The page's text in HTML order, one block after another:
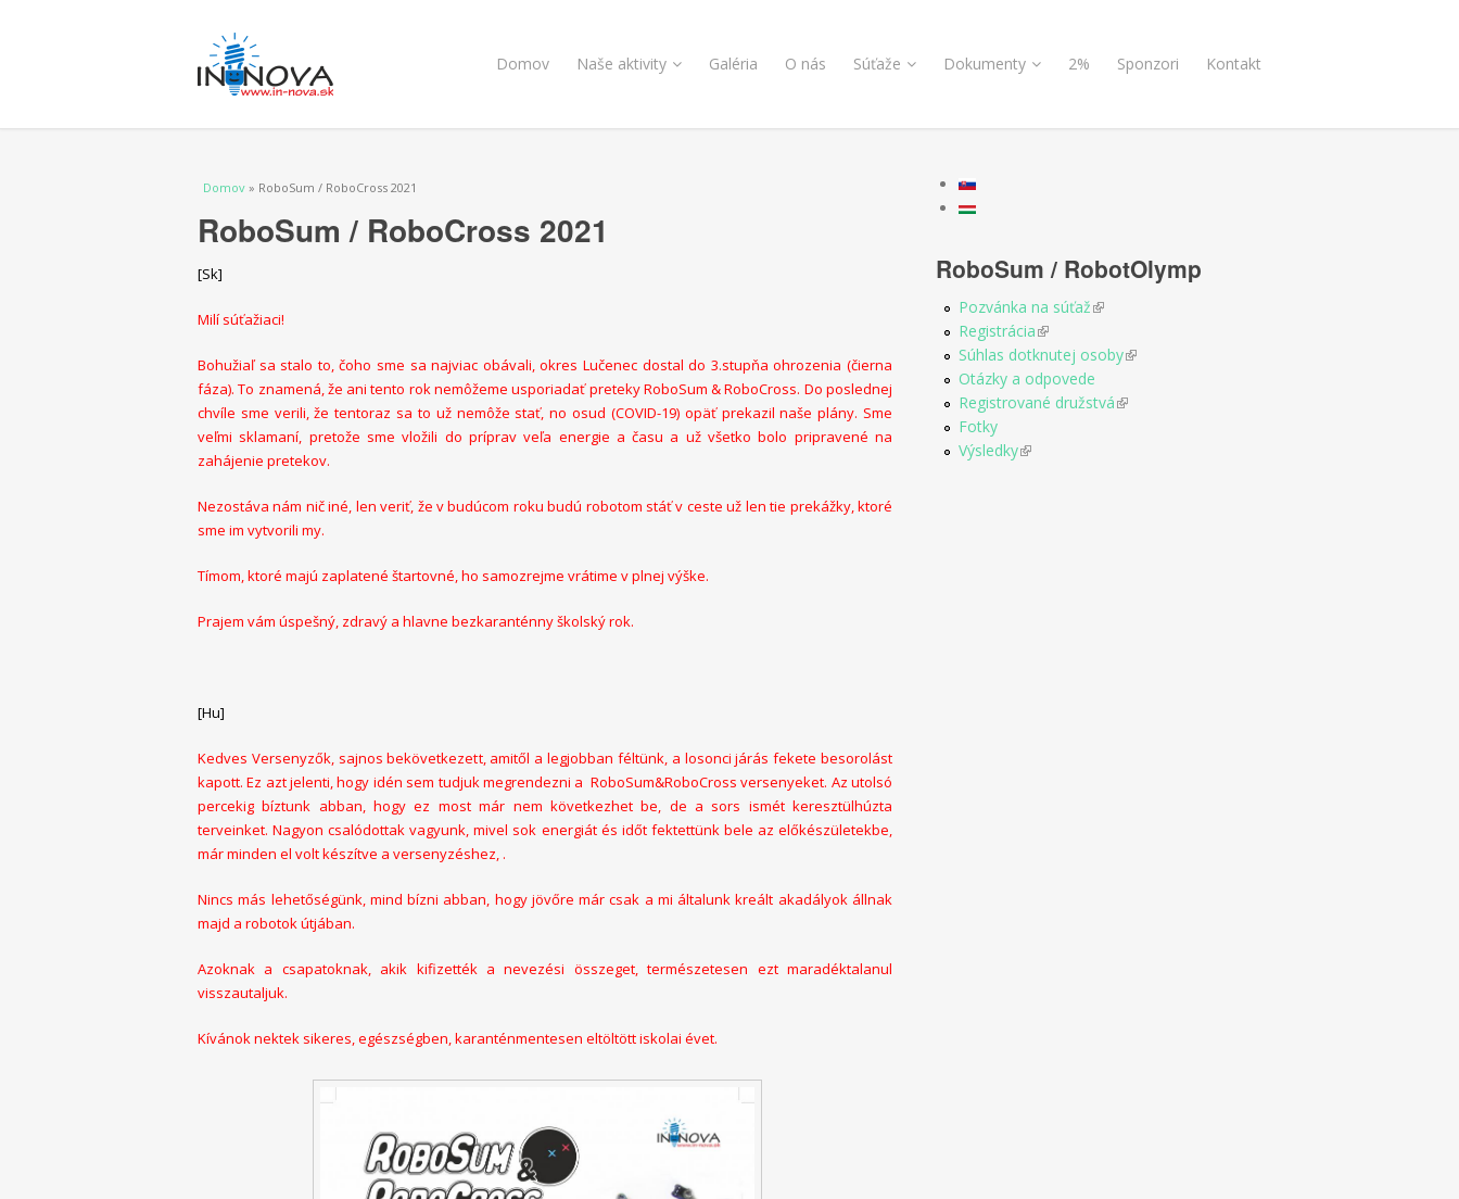
Domov Naše aktivity Galéria O nás Súťaže Dokumenty 2% Sponzori Kontakt
Nachádzate sa tu
Domov » RoboSum / RoboCross 2021
RoboSum / RoboCross 2021
[Sk]
Milí súťažiaci!
Bohužiaľ sa stalo to, čoho sme sa najviac obávali, okres Lučenec dostal do 3.stupňa ohrozenia (čierna
fáza). To znamená, že ani tento rok nemôžeme usporiadať preteky RoboSum & RoboCross. Do poslednej
chvíle sme verili, že tentoraz sa to už nemôže stať, no osud (COVID-19) opäť prekazil naše plány. Sme
veľmi sklamaní, pretože sme vložili do príprav veľa energie a času a už všetko bolo pripravené na
zahájenie pretekov.
Nezostáva nám nič iné, len veriť, že v budúcom roku budú robotom stáť v ceste už len tie prekážky, ktoré
sme im vytvorili my.
Tímom, ktoré majú zaplatené štartovné, ho samozrejme vrátime v plnej výške.
Prajem vám úspešný, zdravý a hlavne bezkaranténny školský rok.
[Hu]
Kedves Versenyzők, sajnos bekövetkezett, amitől a legjobban féltünk, a losonci járás fekete besorolást
kapott. Ez azt jelenti, hogy idén sem tudjuk megrendezni a RoboSum&RoboCross versenyeket. Az utolsó
percekig bíztunk abban, hogy ez most már nem következhet be, de a sors ismét keresztülhúzta
terveinket. Nagyon csalódottak vagyunk, mivel sok energiát és időt fektettünk bele az előkészületekbe,
már minden el volt készítve a versenyzéshez, .
Nincs más lehetőségünk, mind bízni abban, hogy jövőre már csak a mi általunk kreált akadályok állnak
majd a robotok útjában.
Azoknak a csapatoknak, akik kifizették a nevezési összeget, természetesen ezt maradéktalanul
visszautaljuk.
Kívánok nektek sikeres, egészségben, karanténmentesen eltöltött iskolai évet.
RoboSum / RobotOlymp
Pozvánka na súťaž(link is external)
Registrácia(link is external)
Súhlas dotknutej osoby(link is external)
Otázky a odpovede
Registrované družstvá(link is external)
Fotky
Výsledky(link is external)